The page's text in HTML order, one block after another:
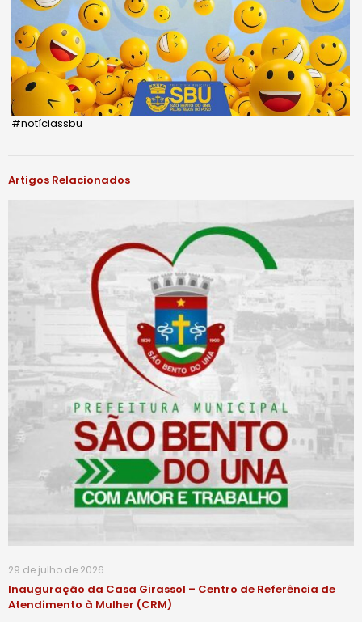
#notíciassbu
Artigos Relacionados
29 de julho de 2026
Inauguração da Casa Girassol – Centro de Referência de
Atendimento à Mulher (CRM)